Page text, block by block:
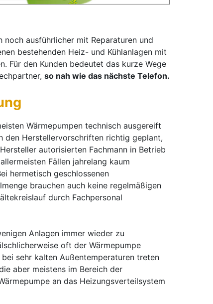
noch ausführlicher mit Reparaturen und
bestehenden Heiz- und Kühlanlagen mit
Für den Kunden bedeutet das kurze Wege
so nah wie das nächste Telefon.
Wärmepumpen technisch ausgereift
den Herstellervorschriften richtig geplant,
autorisierten Fachmann in Betrieb
Fällen jahrelang kaum
hermetisch geschlossenen
brauchen auch keine regelmäßigen
durch Fachpersonal
Anlagen immer wieder zu
oft der Wärmepumpe
sehr kalten Außentemperaturen treten
aber meistens im Bereich der
an das Heizungsverteilsystem